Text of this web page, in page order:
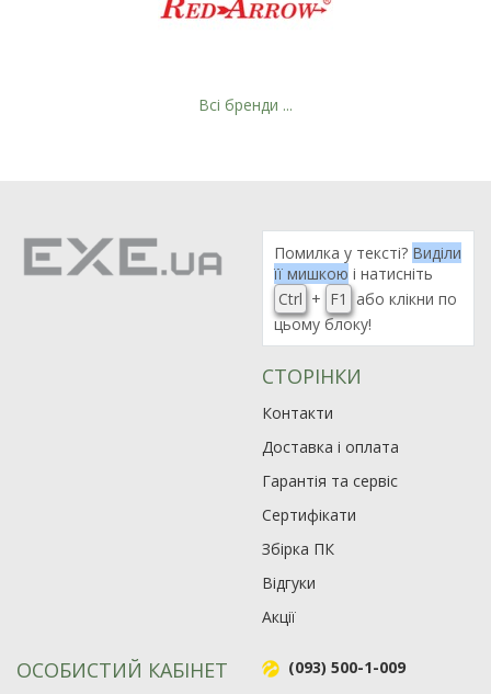
Всі бренди ...
Помилка у тексті? Виділи
її мишкою і натисніть
Ctrl + F1
або клікни по
цьому блоку!
СТОРІНКИ
Контакти
Доставка і оплата
Гарантія та сервіс
Сертифікати
Збірка ПК
Відгуки
Акції
ОСОБИСТИЙ КАБІНЕТ
(093) 500-1-009